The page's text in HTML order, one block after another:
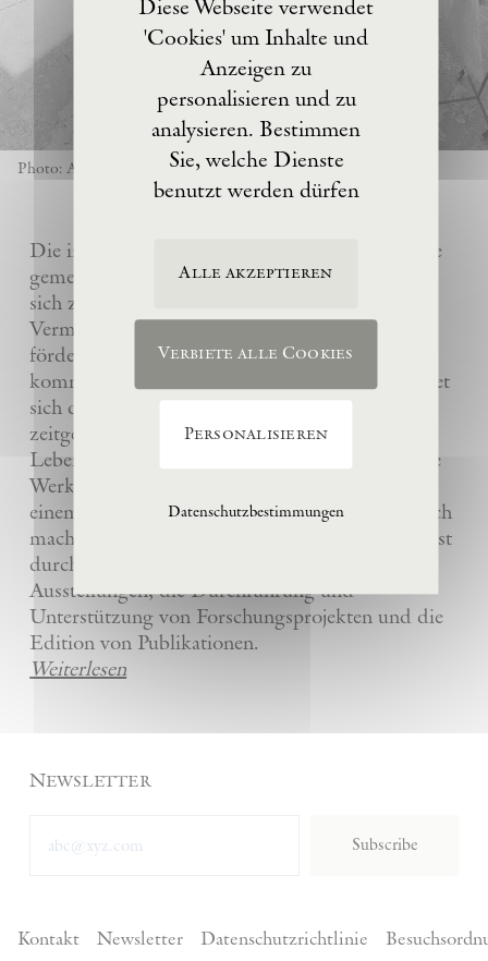
Photo: Anselm Kiefer
Die im Jahre 2017 von Anselm Kiefer gegründete
gemeinnützige Eschaton –Kunststiftung hat es
sich zur Aufgabe gemacht, das künstlerische
Vermächtnis ihres Gründers Anselm Kiefer zu
fördern und sein Atelier La Ribaute für
kommende Generationen zu erhalten. Sie widmet
sich dem Verständnis und der Wertschätzung
zeitgenössischer Kunst, insbesondere des
Lebenswerks von Anselm Kiefer, indem sie seine
Werke und die anderer Künstler bewahrt und
einem breiten Publikum in La Ribaute zugänglich
macht. Die Stiftung fördert zeitgenössische Kunst
durch die Organisation von internationalen
Ausstellungen, die Durchführung und
Unterstützung von Forschungsprojekten und die
Edition von Publikationen.
Weiterlesen
Newsletter
Subscribe
Kontakt Newsletter Datenschutzrichtlinie
Diese Webseite verwendet
'Cookies' um Inhalte und
Anzeigen zu
personalisieren und zu
analysieren. Bestimmen
Sie, welche Dienste
benutzt werden dürfen
Alle akzeptieren
Verbiete alle Cookies
Personalisieren
Datenschutzbestimmungen